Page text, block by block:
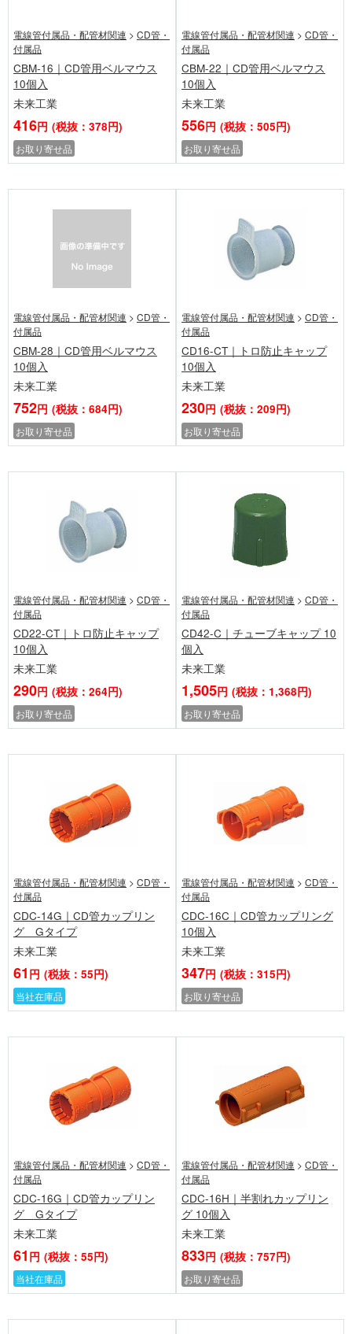
電線管付属品・配管材関連 > CD管・
付属品
CBM-16｜CD管用ベルマウス
10個入
未来工業
416円 (税抜：378円)
お取り寄せ品
電線管付属品・配管材関連 > CD管・
付属品
CBM-22｜CD管用ベルマウス
10個入
未来工業
556円 (税抜：505円)
お取り寄せ品
電線管付属品・配管材関連 > CD管・
付属品
CBM-28｜CD管用ベルマウス
10個入
未来工業
752円 (税抜：684円)
お取り寄せ品
電線管付属品・配管材関連 > CD管・
付属品
CD16-CT｜トロ防止キャップ
10個入
未来工業
230円 (税抜：209円)
お取り寄せ品
電線管付属品・配管材関連 > CD管・
付属品
CD22-CT｜トロ防止キャップ
10個入
未来工業
290円 (税抜：264円)
お取り寄せ品
電線管付属品・配管材関連 > CD管・
付属品
CD42-C｜チューブキャップ 10
個入
未来工業
1,505円 (税抜：1,368円)
お取り寄せ品
電線管付属品・配管材関連 > CD管・
付属品
CDC-14G｜CD管カップリン
グ Gタイプ
未来工業
61 円 (税抜：55円)
当社在庫品
電線管付属品・配管材関連 > CD管・
付属品
CDC-16C｜CD管カップリング
10個入
未来工業
347円 (税抜：315円)
お取り寄せ品
電線管付属品・配管材関連 > CD管・
付属品
CDC-16G｜CD管カップリン
グ Gタイプ
未来工業
61 円 (税抜：55円)
当社在庫品
電線管付属品・配管材関連 > CD管・
付属品
CDC-16H｜半割れカップリン
グ 10個入
未来工業
833円 (税抜：757円)
お取り寄せ品